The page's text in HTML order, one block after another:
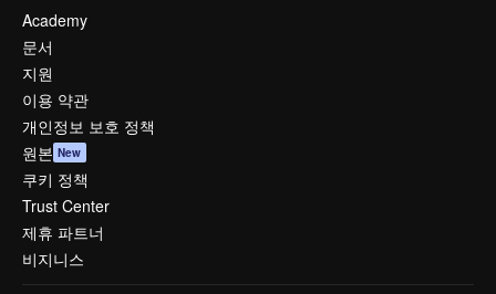
Academy
문서
지원
이용 약관
개인정보 보호 정책
원본 New
쿠키 정책
Trust Center
제휴 파트너
비지니스